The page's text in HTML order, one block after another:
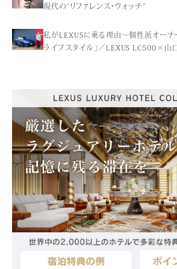
現代の“リファレンス・ウォッチ”
私がLEXUSに乗る理由〜個性派オーナ
ライフスタイル」／LEXUS LC500×山